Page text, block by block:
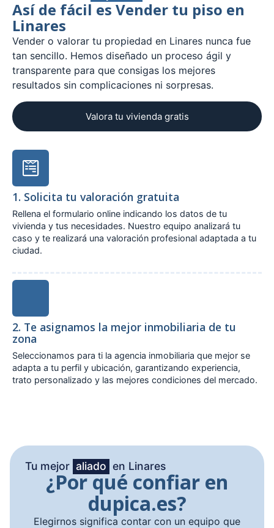
Así de fácil es Vender tu piso en
Linares
Vender o valorar tu propiedad en Linares nunca fue
tan sencillo. Hemos diseñado un proceso ágil y
transparente para que consigas los mejores
resultados sin complicaciones ni sorpresas.
Valora tu vivienda gratis
1. Solicita tu valoración gratuita
Rellena el formulario online indicando los datos de tu
vivienda y tus necesidades. Nuestro equipo analizará tu
caso y te realizará una valoración profesional adaptada a tu
ciudad.
2. Te asignamos la mejor inmobiliaria de tu
zona
Seleccionamos para ti la agencia inmobiliaria que mejor se
adapta a tu perfil y ubicación, garantizando experiencia,
trato personalizado y las mejores condiciones del mercado.
Tu mejor aliado en Linares
¿Por qué confiar en
dupica.es?
Elegirnos significa contar con un equipo que